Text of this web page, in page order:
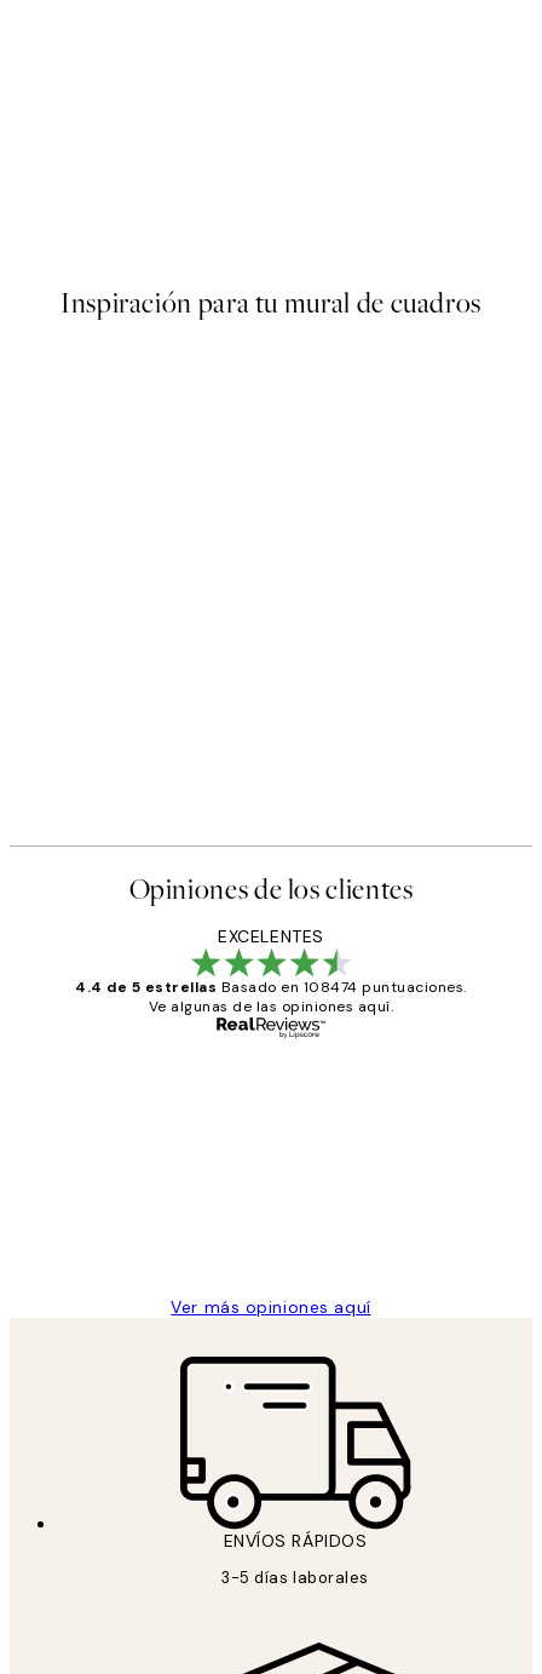
Inspiración para tu mural de cuadros
Opiniones de los clientes
EXCELENTES
4.4 de 5 estrellas Basado en 108474 puntuaciones.
Ve algunas de las opiniones aquí.
Ver más opiniones aquí
ENVÍOS RÁPIDOS
3-5 días laborales